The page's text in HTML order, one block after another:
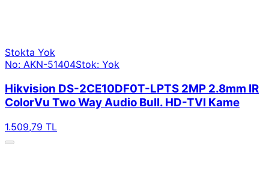
Stokta Yok
No: AKN-51404Stok: Yok
Hikvision DS-2CE10DF0T-LPTS 2MP 2.8mm IR
ColorVu Two Way Audio Bull. HD-TVI Kame
1.509,79 TL